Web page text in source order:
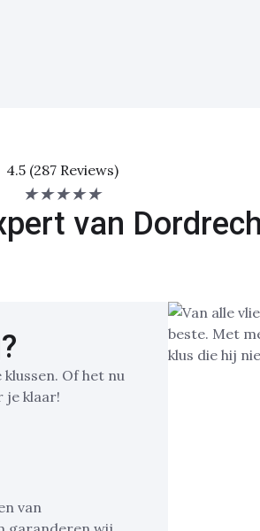
4.5 (287 Reviews)
★★★★★
van
Of het nu
je klaar!
van